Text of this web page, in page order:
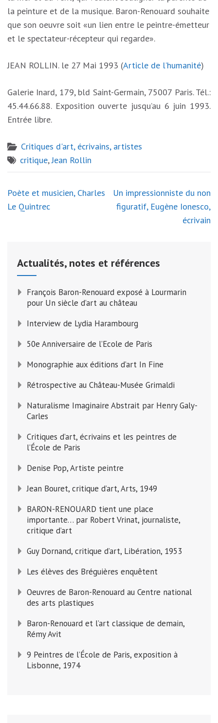
la peinture et de la musique. Baron-Renouard souhaite
que son oeuvre soit «un lien entre le peintre-émetteur
et le spectateur-récepteur qui regarde».
JEAN ROLLIN. le 27 Mai 1993 (Article de l’humanité)
Galerie Inard, 179, bld Saint-Germain, 75007 Paris. Tél.:
45.44.66.88. Exposition ouverte jusqu’au 6 juin 1993.
Entrée libre.
Critiques d'art, écrivains, artistes
critique,Jean Rollin
Navigation
de
Poète et musicien, Charles
Le Quintrec
Un impressionniste du non
figuratif, Eugène Ionesco,
écrivain
Actualités, notes et références
François Baron-Renouard exposé à Lourmarin
pour Un siècle d’art au château
Interview de Lydia Harambourg
50e Anniversaire de l’Ecole de Paris
Monographie aux éditions d’art In Fine
Rétrospective au Château-Musée Grimaldi
Naturalisme Imaginaire Abstrait par Henry Galy-
Carles
Critiques d’art, écrivains et les peintres de
l’École de Paris
Denise Pop, Artiste peintre
Jean Bouret, critique d’art, Arts, 1949
BARON-RENOUARD tient une place
importante… par Robert Vrinat, journaliste,
critique d’art
Guy Dornand, critique d’art, Libération, 1953
Les élèves des Bréguières enquêtent
Oeuvres de Baron-Renouard au Centre national
des arts plastiques
Baron-Renouard et l’art classique de demain,
Rémy Avit
9 Peintres de l’École de Paris, exposition à
Lisbonne, 1974